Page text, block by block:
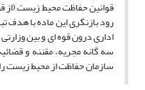
رود بازنگری این ماده با
اداری درون قوه ای و بین
سه گانه مجریه، مقننه و
سازمان حفاظت از محیط زیست